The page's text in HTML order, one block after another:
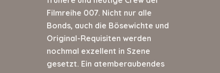
Filmreihe 007. Nicht nur alle
Bonds, auch die Bösewichte und
Original-Requisiten werden
nochmal exzellent in Szene
gesetzt. Ein atemberaubendes